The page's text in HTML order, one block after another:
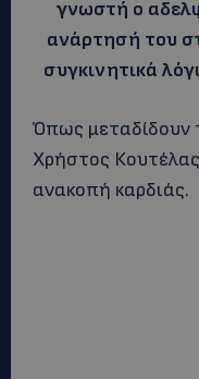
γνωστή ο
ανάρτησή του
συγκινητικά
Όπως μεταδίδουν
Χρήστος
ανακοπή καρδιάς.